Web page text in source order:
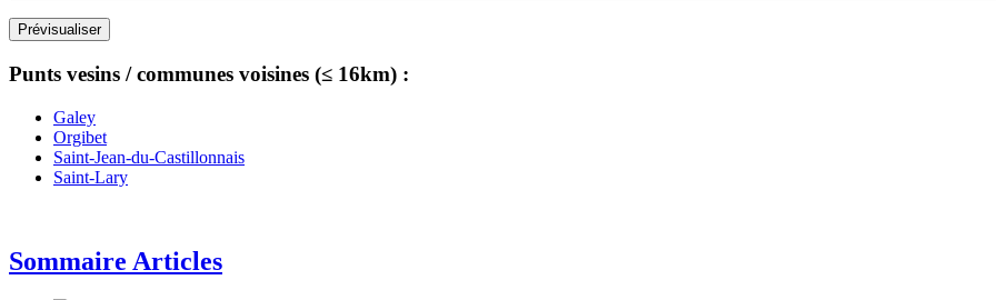
Punts vesins / communes voisines (≤ 16km) :
Galey
Orgibet
Saint-Jean-du-Castillonnais
Saint-Lary
Sommaire Articles